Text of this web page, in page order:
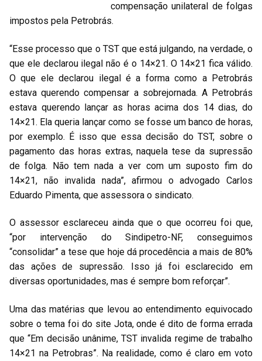
compensação unilateral de folgas
impostos pela Petrobrás.
“Esse processo que o TST que está julgando, na verdade, o
que ele declarou ilegal não é o 14×21. O 14×21 fica válido.
O que ele declarou ilegal é a forma como a Petrobrás
estava querendo compensar a sobrejornada. A Petrobrás
estava querendo lançar as horas acima dos 14 dias, do
14×21. Ela queria lançar como se fosse um banco de horas,
por exemplo. É isso que essa decisão do TST, sobre o
pagamento das horas extras, naquela tese da supressão
de folga. Não tem nada a ver com um suposto fim do
14×21, não invalida nada”, afirmou o advogado Carlos
Eduardo Pimenta, que assessora o sindicato.
O assessor esclareceu ainda que o que ocorreu foi que,
“por intervenção do Sindipetro-NF, conseguimos
“consolidar” a tese que hoje dá procedência a mais de 80%
das ações de supressão. Isso já foi esclarecido em
diversas oportunidades, mas é sempre bom reforçar”.
Uma das matérias que levou ao entendimento equivocado
sobre o tema foi do site Jota, onde é dito de forma errada
que “Em decisão unânime, TST invalida regime de trabalho
14×21 na Petrobras”. Na realidade, como é claro em voto